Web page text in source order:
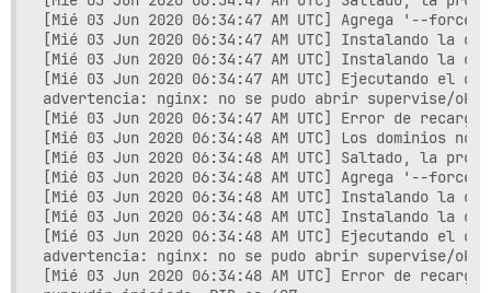
[Mié 03 Jun 2020 06:34:47 AM UTC] Agrega '--
[Mié 03 Jun 2020 06:34:47 AM UTC] Instalando
[Mié 03 Jun 2020 06:34:47 AM UTC] Instalando la
[Mié 03 Jun 2020 06:34:47 AM UTC] Ejecutando el
advertencia: nginx: no se pudo abrir supervise/
[Mié 03 Jun 2020 06:34:47 AM UTC] Error de
[Mié 03 Jun 2020 06:34:48 AM UTC] Los dominios no
[Mié 03 Jun 2020 06:34:48 AM UTC] Saltado, la
[Mié 03 Jun 2020 06:34:48 AM UTC] Agrega '--
[Mié 03 Jun 2020 06:34:48 AM UTC] Instalando la
[Mié 03 Jun 2020 06:34:48 AM UTC] Instalando la
[Mié 03 Jun 2020 06:34:48 AM UTC] Ejecutando el
advertencia: nginx: no se pudo abrir supervise/
[Mié 03 Jun 2020 06:34:48 AM UTC] Error de